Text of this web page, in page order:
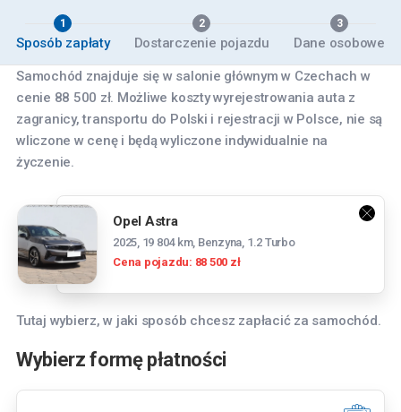
1
Sposób zapłaty
2
Dostarczenie pojazdu
3
Dane osobowe
Samochód znajduje się w salonie głównym w Czechach w
cenie 88 500 zł. Możliwe koszty wyrejestrowania auta z
zagranicy, transportu do Polski i rejestracji w Polsce, nie są
wliczone w cenę i będą wyliczone indywidualnie na
życzenie.
Opel Astra
2025, 19 804 km, Benzyna, 1.2 Turbo
Cena pojazdu: 88 500 zł
Tutaj wybierz, w jaki sposób chcesz zapłacić za samochód.
Wybierz formę płatności